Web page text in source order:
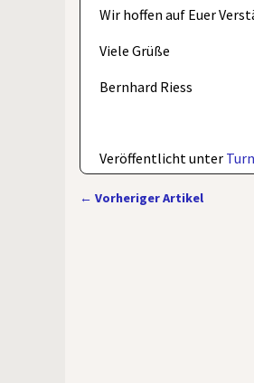
Wir hoffen auf Euer
Viele Grüße
Bernhard Riess
Veröffentlicht unter
← Vorheriger Artikel